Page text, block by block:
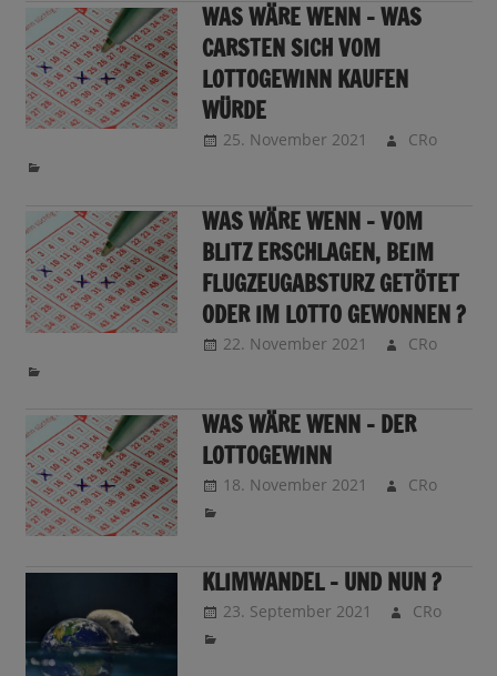
WAS WÄRE WENN – WAS
CARSTEN SICH VOM
LOTTOGEWINN KAUFEN
WÜRDE
25. November 2021 CRo
WAS WÄRE WENN – VOM
BLITZ ERSCHLAGEN, BEIM
FLUGZEUGABSTURZ GETÖTET
ODER IM LOTTO GEWONNEN ?
22. November 2021 CRo
WAS WÄRE WENN – DER
LOTTOGEWINN
18. November 2021 CRo
KLIMWANDEL – UND NUN ?
23. September 2021 CRo